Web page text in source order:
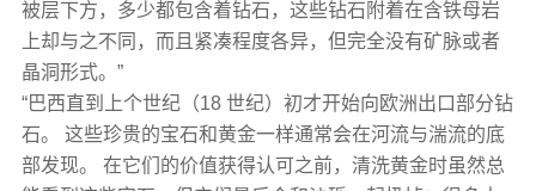
被层下方，多少都包含着钻石，这些钻石附着在含铁母岩
上却与之不同，而且紧凑程度各异，但完全没有矿脉或者
晶洞形式。”
“巴西直到上个世纪（18 世纪）初才开始向欧洲出口部分钻
石。 这些珍贵的宝石和黄金一样通常会在河流与湍流的底
部发现。 在它们的价值获得认可之前，清洗黄金时虽然总